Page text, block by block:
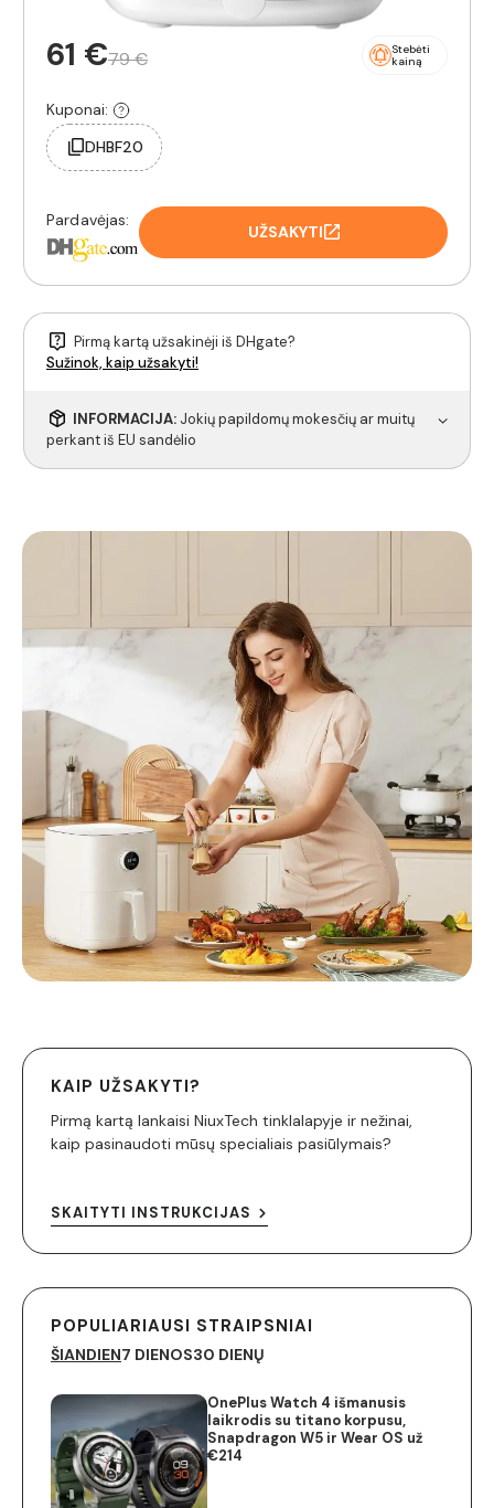
61 €79 €
Stebėti
kainą
Kuponai:
DHBF20
Pardavėjas:
UŽSAKYTI
Pirmą kartą užsakinėji iš DHgate?
Sužinok, kaip užsakyti!
INFORMACIJA: Jokių papildomų mokesčių ar muitų
perkant iš EU sandėlio
KAIP UŽSAKYTI?
Pirmą kartą lankaisi NiuxTech tinklalapyje ir nežinai,
kaip pasinaudoti mūsų specialiais pasiūlymais?
SKAITYTI INSTRUKCIJAS
POPULIARIAUSI STRAIPSNIAI
ŠIANDIEN7 DIENOS30 DIENŲ
OnePlus Watch 4 išmanusis
laikrodis su titano korpusu,
Snapdragon W5 ir Wear OS už
€214